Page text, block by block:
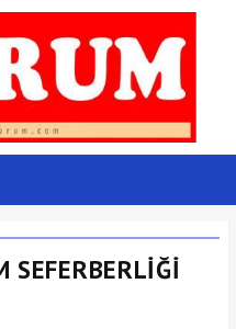
SEFERBERLİĞİ